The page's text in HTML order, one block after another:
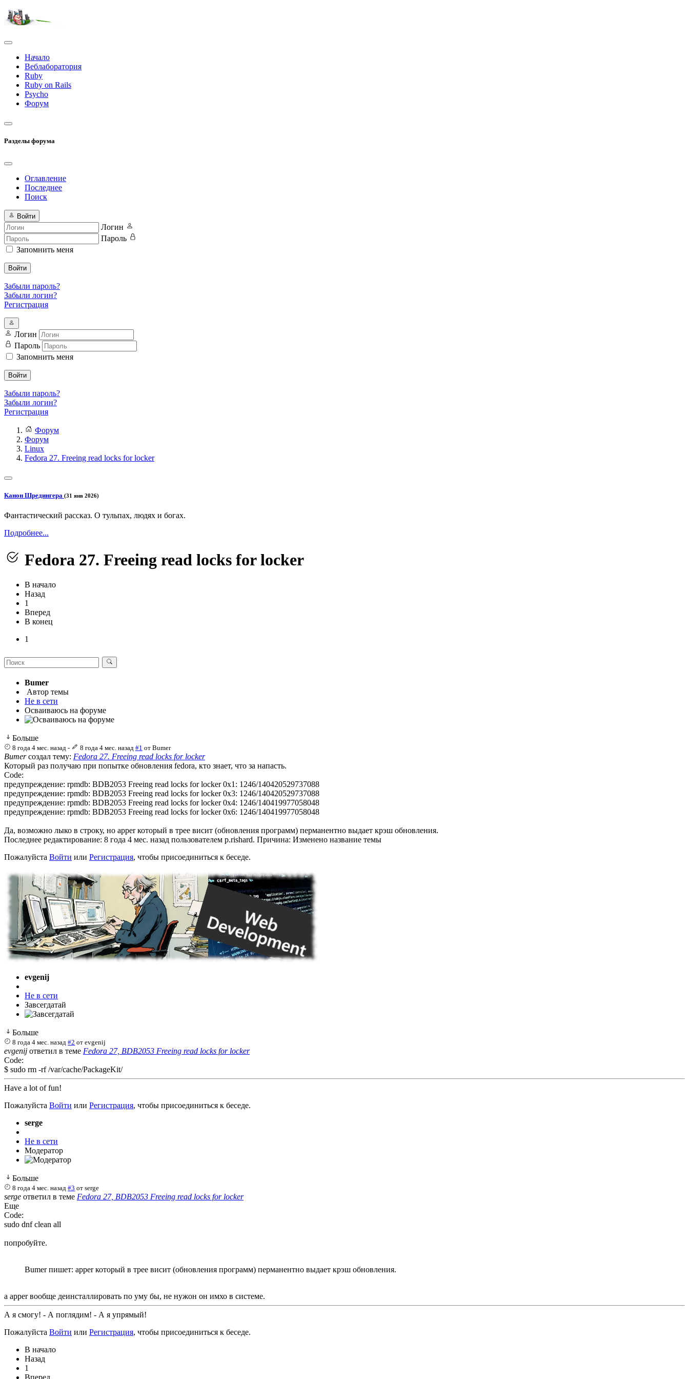
Начало
Веблаборатория
Ruby
Ruby on Rails
Psycho
Форум
Разделы форума
Оглавление
Последнее
Поиск
Войти
Логин
Пароль
Запомнить меня
Войти
Забыли пароль?
Забыли логин?
Регистрация
Логин
Пароль
Запомнить меня
Войти
Забыли пароль?
Забыли логин?
Регистрация
Форум
Форум
Linux
Fedora 27. Freeing read locks for locker
Канон Шредингера (31 янв 2026)
Фантастический рассказ. О тульпах, людях и богах.
Подробнее...
Fedora 27. Freeing read locks for locker
В начало
Назад
1
Вперед
В конец
1
Bumer
Автор темы
Не в сети
Осваиваюсь на форуме
Больше
8 года 4 мес. назад - 8 года 4 мес. назад #1 от Bumer
Bumerсоздал тему: Fedora 27. Freeing read locks for locker
Который раз получаю при попытке обновления fedora, кто знает, что за напасть.
Code:
предупреждение: rpmdb: BDB2053 Freeing read locks for locker 0x1: 1246/140420529737088
предупреждение: rpmdb: BDB2053 Freeing read locks for locker 0x3: 1246/140420529737088
предупреждение: rpmdb: BDB2053 Freeing read locks for locker 0x4: 1246/140419977058048
предупреждение: rpmdb: BDB2053 Freeing read locks for locker 0x6: 1246/140419977058048
Да, возможно лыко в строку, но apper который в трее висит (обновления программ) перманентно выдает крэш обновления.
Последнее редактирование: 8 года 4 мес. назад пользователем p.rishard. Причина: Изменено название темы
Пожалуйста Войти или Регистрация, чтобы присоединиться к беседе.
evgenij
Не в сети
Завсегдатай
Больше
8 года 4 мес. назад #2 отevgenij
evgenij ответил в теме Fedora 27, BDB2053 Freeing read locks for locker
Code:
$ sudo rm -rf /var/cache/PackageKit/
Have a lot of fun!
Пожалуйста Войти или Регистрация, чтобы присоединиться к беседе.
serge
Не в сети
Модератор
Больше
8 года 4 мес. назад #3 отserge
serge ответил в теме Fedora 27, BDB2053 Freeing read locks for locker
Еще
Code:
sudo dnf clean all
попробуйте.
Bumer пишет: apper который в трее висит (обновления программ) перманентно выдает крэш обновления.
а apper вообще деинсталлировать по уму бы, не нужон он имхо в системе.
А я смогу! - А поглядим! - А я упрямый!
Пожалуйста Войти или Регистрация, чтобы присоединиться к беседе.
В начало
Назад
1
Вперед